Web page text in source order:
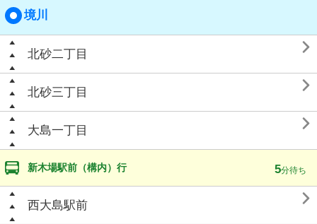
境川
北砂二丁目 
北砂三丁目 
大島一丁目 
新木場駅前（構内）行 5分待ち
西大島駅前 